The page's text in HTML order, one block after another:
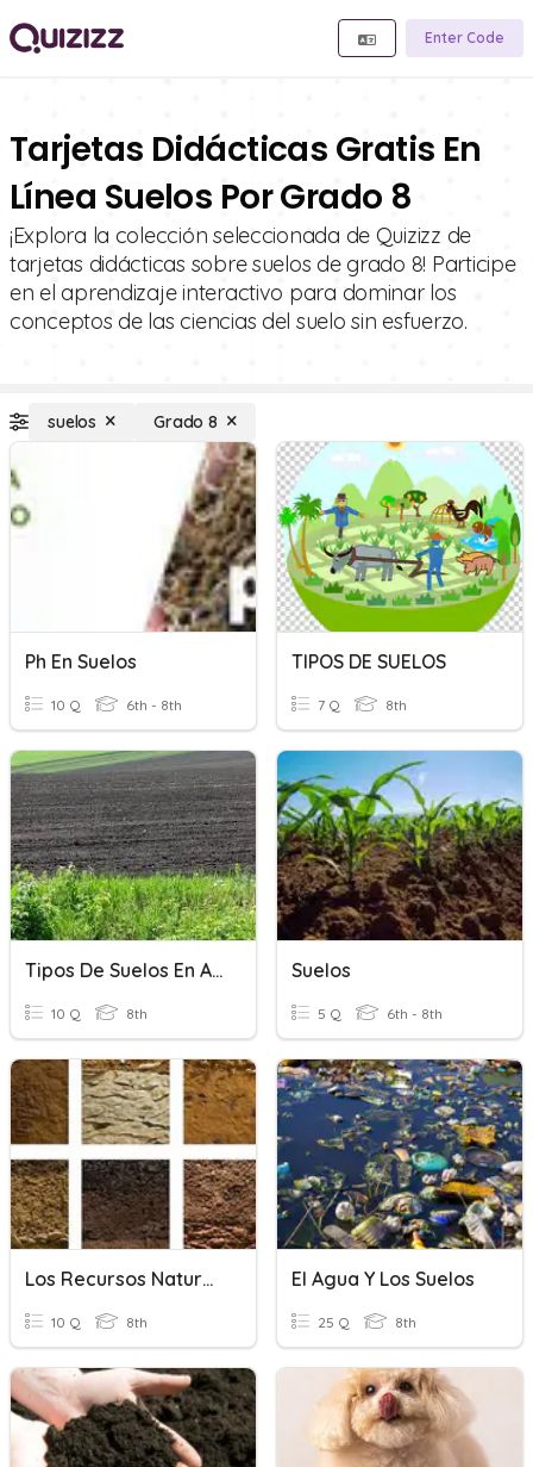
Enter Code
Tarjetas Didácticas Gratis En
Línea Suelos Por Grado 8
¡Explora la colección seleccionada de Quizizz de
tarjetas didácticas sobre suelos de grado 8! Participe
en el aprendizaje interactivo para dominar los
conceptos de las ciencias del suelo sin esfuerzo.
suelos Grado 8
Ph En Suelos
10 Q 6th - 8th
TIPOS DE SUELOS
7 Q 8th
Tipos De Suelos En América
10 Q 8th
Suelos
5 Q 6th - 8th
Los Recursos Naturales: Tipos De Suelos En América.
10 Q 8th
El Agua Y Los Suelos
25 Q 8th